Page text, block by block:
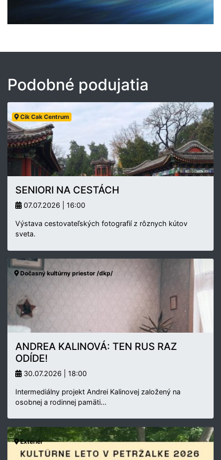
Podobné podujatia
Cik Cak Centrum
SENIORI NA CESTÁCH
07.07.2026 | 16:00
Výstava cestovateľských fotografií z rôznych kútov
sveta.
Dočasný kultúrny priestor /dkp/
ANDREA KALINOVÁ: TEN RUS RAZ
ODÍDE!
30.07.2026 | 18:00
Intermediálny projekt Andrei Kalinovej založený na
osobnej a rodinnej pamäti…
Exteriér